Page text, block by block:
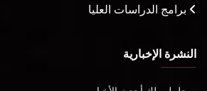
برامج الدراسات العليا
النشرة الإخبارية